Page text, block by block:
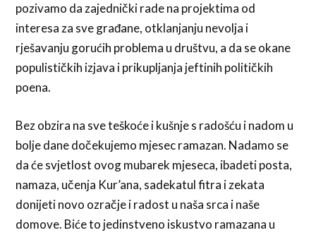
pozivamo da zajednički rade na projektima od
interesa za sve građane, otklanjanju nevolja i
rješavanju gorućih problema u društvu, a da se okane
populističkih izjava i prikupljanja jeftinih političkih
poena.
Bez obzira na sve teškoće i kušnje s radošću i nadom u
bolje dane dočekujemo mjesec ramazan. Nadamo se
da će svjetlost ovog mubarek mjeseca, ibadeti posta,
namaza, učenja Kur’ana, sadekatul fitra i zekata
donijeti novo ozračje i radost u naša srca i naše
domove. Biće to jedinstveno iskustvo ramazana u